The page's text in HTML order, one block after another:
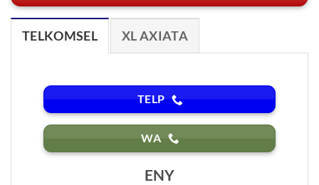
TELKOMSEL XL AXIATA
TELP
WA
ENY